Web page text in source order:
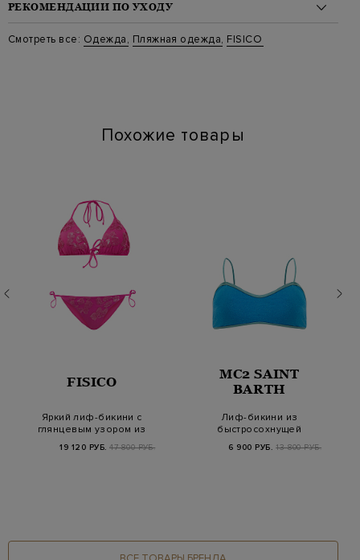
Материал: полиамид 87%, эластан 13%
Стиль: Плавки бикини
Цвет: Синий
Артикул: fs20md f0607
РЕКОМЕНДАЦИИ ПО УХОДУ
Стирка: Ручная стирка при температуре воды до 40 градусов
Отбеливание: Отбеливание запрещено
Смотреть все: Одежда, Пляжная одежда, FISICO
Похожие товары
FISICO
Яркий лиф-бикини с
глянцевым узором из
19 120 РУБ. 47 800 РУБ.
MC2 SAINT
BARTH
Лиф-бикини из
быстросохнущей
вкрапл…
6 900 РУБ. 13 800 РУБ.